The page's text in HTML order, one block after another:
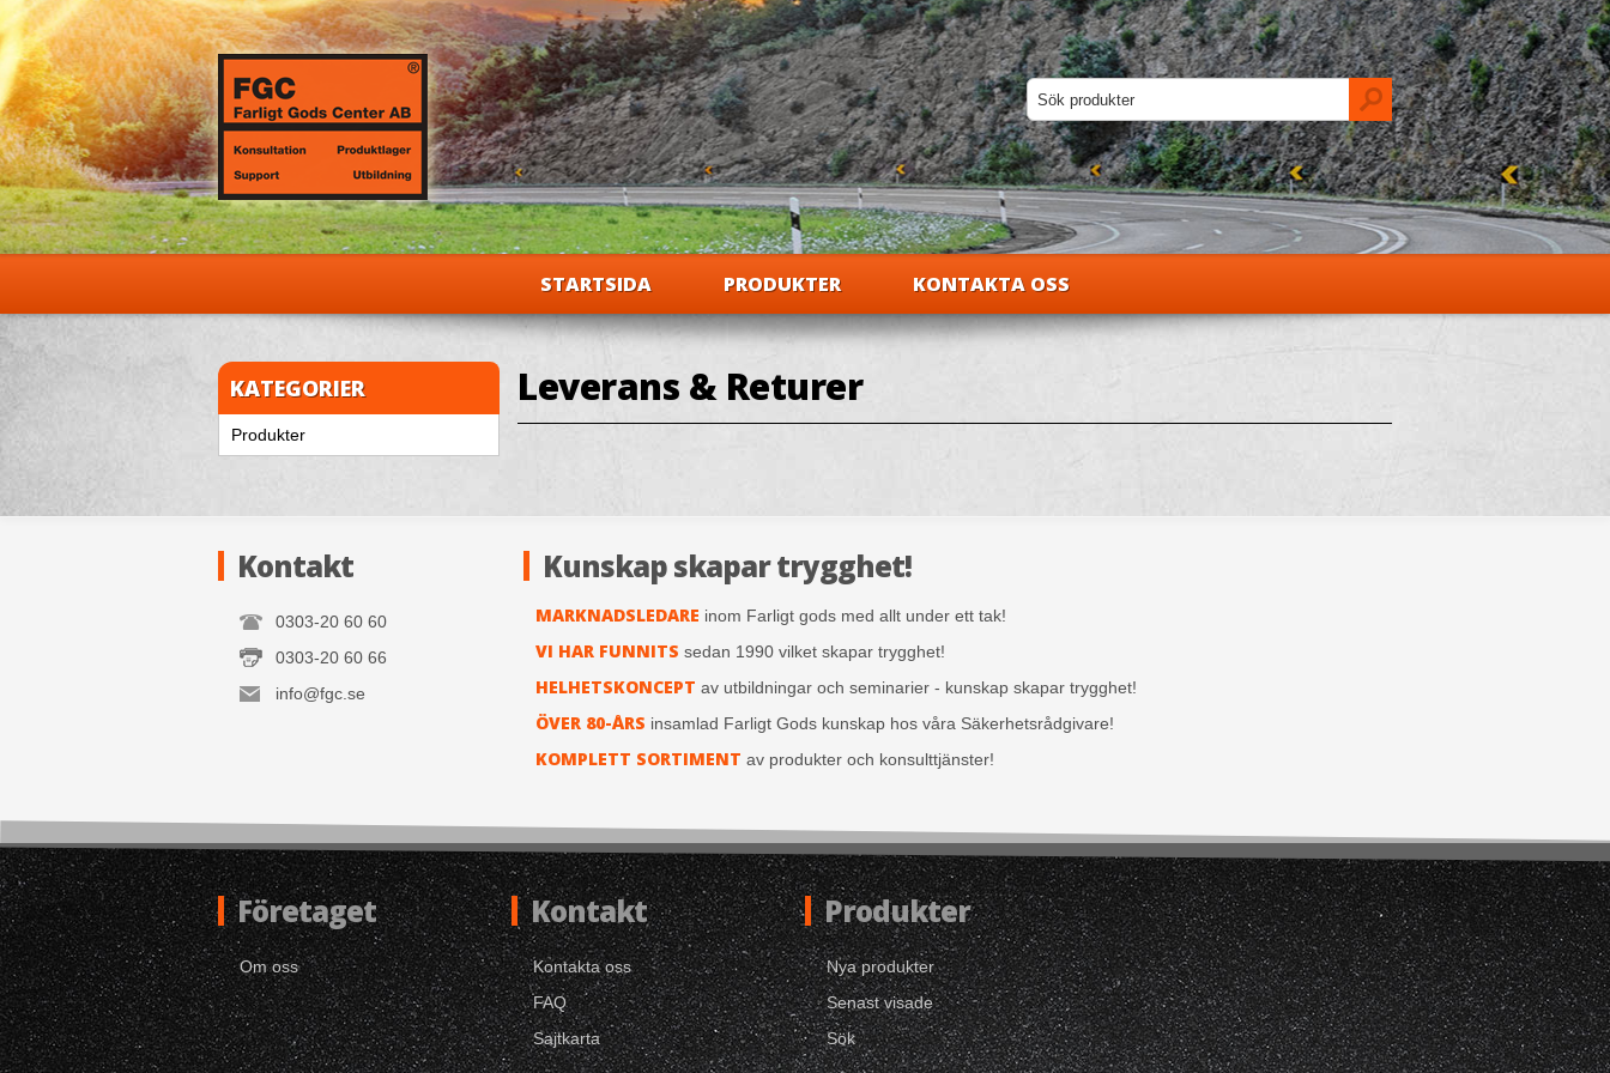
STARTSIDA PRODUKTER KONTAKTA OSS
Leverans & Returer
KATEGORIER
Produkter
Kontakt
0303-20 60 60
0303-20 60 66
info@fgc.se
Kunskap skapar trygghet!
MARKNADSLEDARE inom Farligt gods med allt under ett tak!
VI HAR FUNNITS sedan 1990 vilket skapar trygghet!
HELHETSKONCEPT av utbildningar och seminarier - kunskap skapar trygghet!
ÖVER 80-ÅRS insamlad Farligt Gods kunskap hos våra Säkerhetsrådgivare!
KOMPLETT SORTIMENT av produkter och konsulttjänster!
Företaget
Om oss
Kontakt
Kontakta oss
FAQ
Sajtkarta
Produkter
Nya produkter
Senast visade
Sök